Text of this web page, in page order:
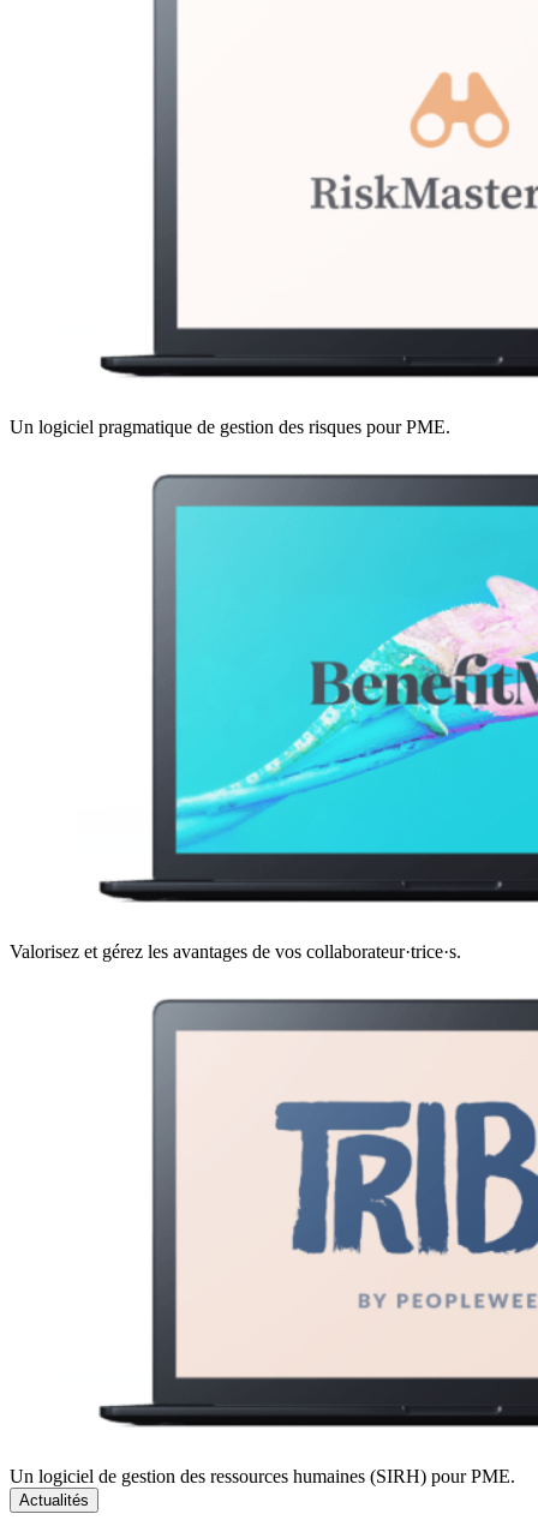
Un logiciel pragmatique de gestion des risques pour PME.
Valorisez et gérez les avantages de vos collaborateur·trice·s.
Un logiciel de gestion des ressources humaines (SIRH) pour PME.
Actualités